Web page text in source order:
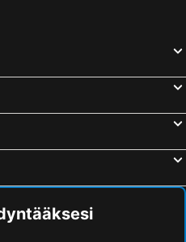
First Hotel Stadt
Gottfridsgarden
Björnforsens Turist & Konferenshotell, Nära Husum, Örnsköldsvik